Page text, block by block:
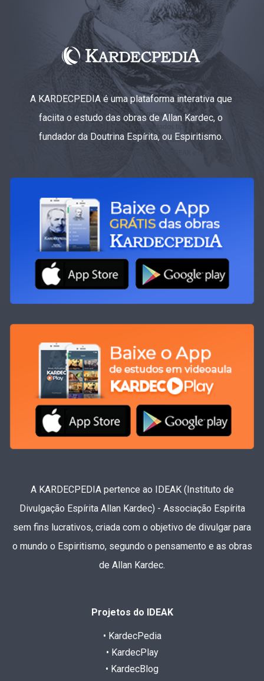
A KARDECPEDIA é uma plataforma interativa que
faciita o estudo das obras de Allan Kardec, o
fundador da Doutrina Espírita, ou Espiritismo.
A KARDECPEDIA pertence ao IDEAK (Instituto de
Divulgação Espírita Allan Kardec) - Associação Espírita
sem fins lucrativos, criada com o objetivo de divulgar para
o mundo o Espiritismo, segundo o pensamento e as obras
de Allan Kardec.
Projetos do IDEAK
• KardecPedia
• KardecPlay
• KardecBlog